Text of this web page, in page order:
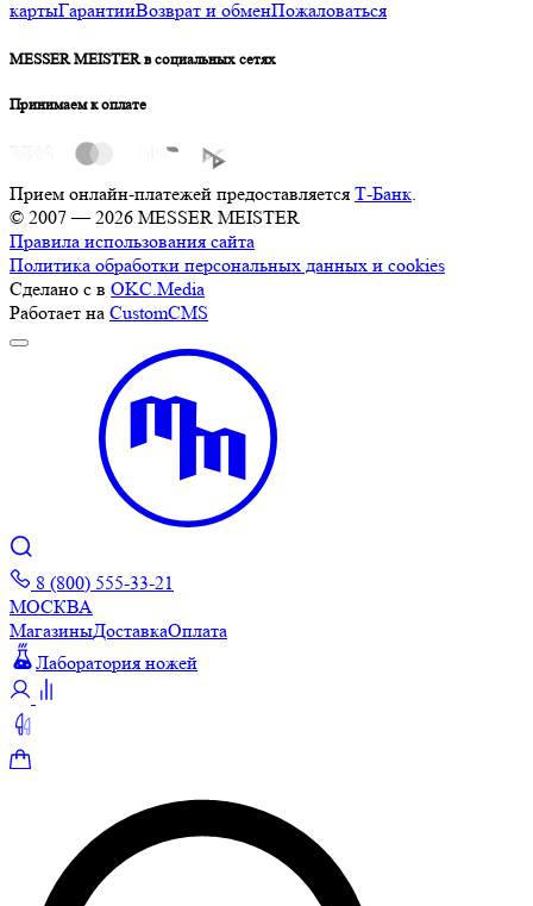
картыГарантииВозврат и обменПожаловаться
MESSER MEISTER в социальных сетях
Принимаем к оплате
Прием онлайн-платежей предоставляется Т-Банк.
© 2007 — 2026 MESSER MEISTER
Правила использования сайта
Политика обработки персональных данных и cookies
Сделано с в OKC.Media
Работает на CustomCMS
8 (800) 555-33-21
МОСКВА
МагазиныДоставкаОплата
Лаборатория ножей